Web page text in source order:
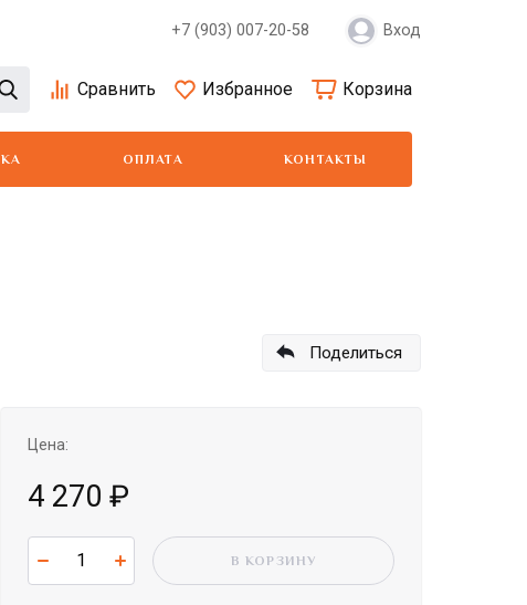
+7 (903) 007-20-58 Вход
Сравнить Избранное Корзина
Show Tech
ОПЛАТА КОНТАКТЫ
Поделиться
Цена:
4 270 ₽
В КОРЗИНУ